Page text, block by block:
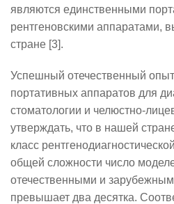
являются единственными
рентгеновскими аппаратами,
стране [3].
Успешный отечественный
портативных аппаратов для
стоматологии и челюстно-
утверждать, что в нашей
класс
общей сложности число
отечественными и
превышает два десятка.